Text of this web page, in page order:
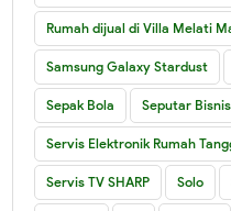
Rumah dijual di Villa Melati
Samsung Galaxy Stardust
Sepak Bola Seputar Bisnis
Servis Elektronik Rumah
Servis TV SHARP Solo